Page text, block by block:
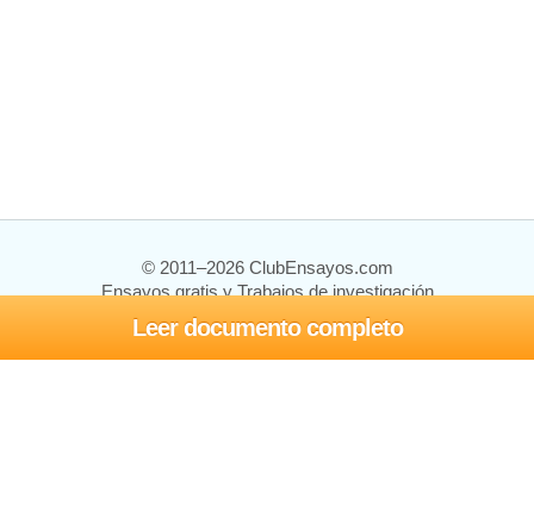
Leer documento completo
© 2011–2026 ClubEnsayos.com
Ensayos gratis y Trabajos de investigación